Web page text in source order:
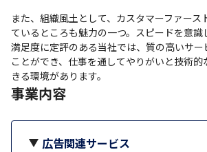
また、組織風土として、カスタマーファース
ているところも魅力の一つ。スピードを意
満足度に定評のある当社では、質の高いサー
ことができ、仕事を通してやりがいと技術
きる環境があります。
事業内容
広告関連サービス